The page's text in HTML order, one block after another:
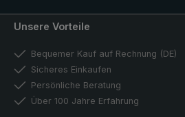
Unsere Vorteile
Bequemer Kauf auf Rechnung (DE)
Sicheres Einkaufen
Persönliche Beratung
Über 100 Jahre Erfahrung